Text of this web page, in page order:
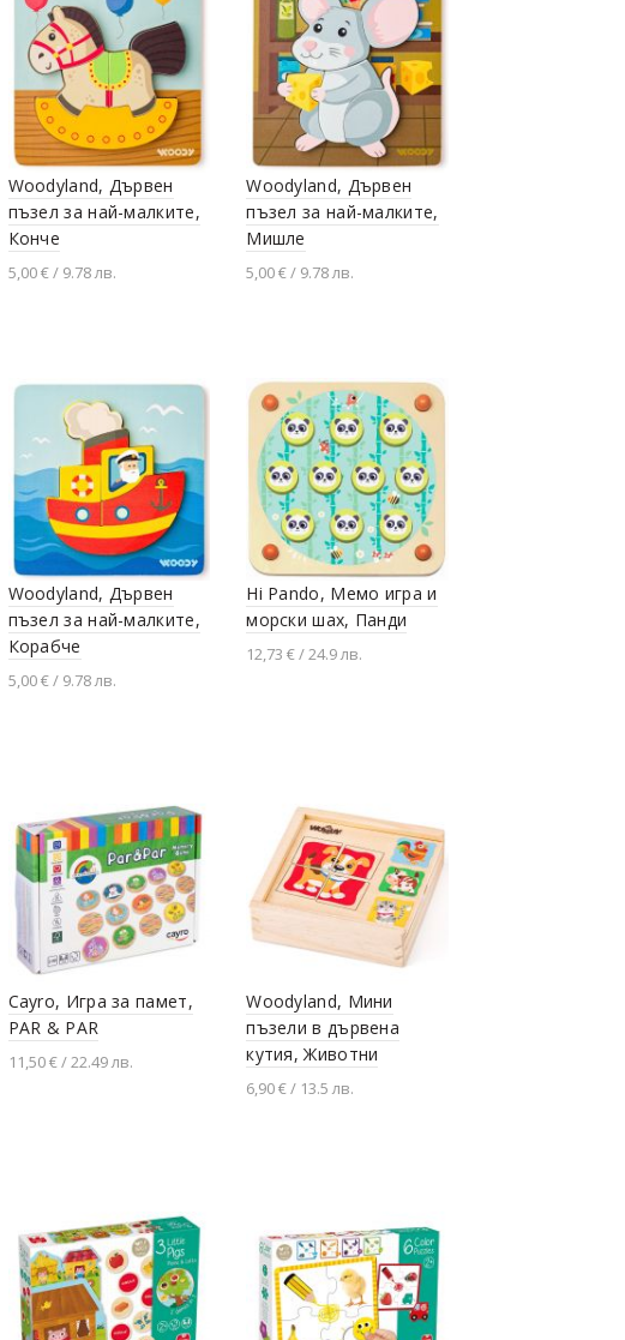
Woodyland, Дървен
пъзел за най-малките,
Конче
5,00 € / 9.78 лв.
Woodyland, Дървен
пъзел за най-малките,
Мишле
5,00 € / 9.78 лв.
Woodyland, Дървен
пъзел за най-малките,
Корабче
5,00 € / 9.78 лв.
Hi Pando, Мемо игра и
морски шах, Панди
12,73 € / 24.9 лв.
Cayro, Игра за памет,
PAR & PAR
11,50 € / 22.49 лв.
Woodyland, Мини
пъзели в дървена
кутия, Животни
6,90 € / 13.5 лв.